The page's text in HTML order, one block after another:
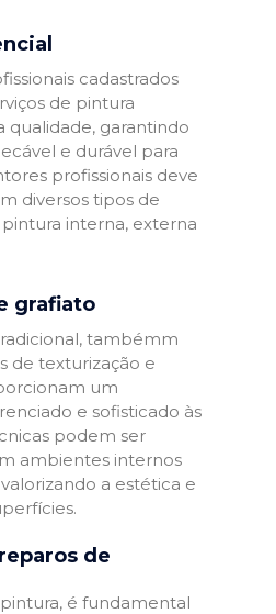
cadastrados
de pintura
qualidade, garantindo
e durável para
profissionais deve
diversos tipos de
interna, externa
grafiato
tambémm
de texturização e
um
e sofisticado às
podem ser
ambientes internos
a estética e
de
é fundamental